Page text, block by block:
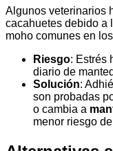
Algunos veterinarios
cacahuetes debido a
moho comunes en
Riesgo: Estrés
diario de
Solución:
son probadas
o cambia a
menor riesgo